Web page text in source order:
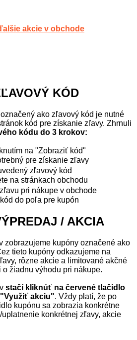
akcie v obchode
KÓD
ako zľavový kód je nutné
kód pre získanie zľavy. Zhrnuli
kódu do 3 krokov:
na "Zobraziť kód"
pre získanie zľavy
zľavový kód
na stránkach obchodu
pri nákupe v obchode
do poľa pre kupón
/ AKCIA
zobrazujeme kupóny označené ako
tieto kupóny odkazujeme na
rôzne akcie a limitované akčné
o žiadnu výhodu pri nákupe.
stačí kliknúť na červené tlačidlo
"Využiť akciu". Vždy platí, že po
kupónu sa zobrazia konkrétne
konkrétnej zľavy, akcie